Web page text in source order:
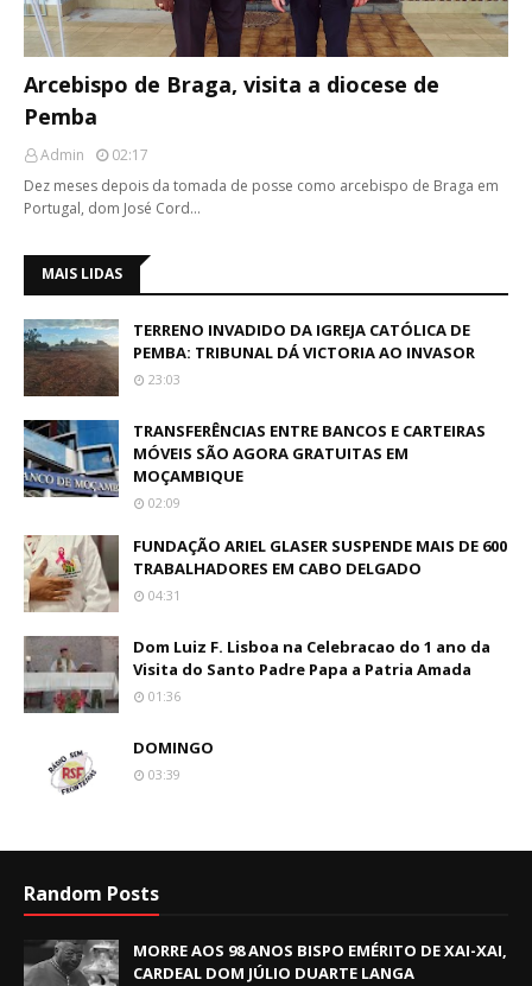
Arcebispo de Braga, visita a diocese de
Pemba
Admin
02:17
Dez meses depois da tomada de posse como arcebispo de Braga em
Portugal, dom José Cord…
MAIS LIDAS
TERRENO INVADIDO DA IGREJA CATÓLICA DE
PEMBA: TRIBUNAL DÁ VICTORIA AO INVASOR
23:03
TRANSFERÊNCIAS ENTRE BANCOS E CARTEIRAS
MÓVEIS SÃO AGORA GRATUITAS EM
MOÇAMBIQUE
02:09
FUNDAÇÃO ARIEL GLASER SUSPENDE MAIS DE 600
TRABALHADORES EM CABO DELGADO
04:31
Dom Luiz F. Lisboa na Celebracao do 1 ano da
Visita do Santo Padre Papa a Patria Amada
01:36
DOMINGO
03:39
Random Posts
MORRE AOS 98 ANOS BISPO EMÉRITO DE XAI-XAI,
CARDEAL DOM JÚLIO DUARTE LANGA